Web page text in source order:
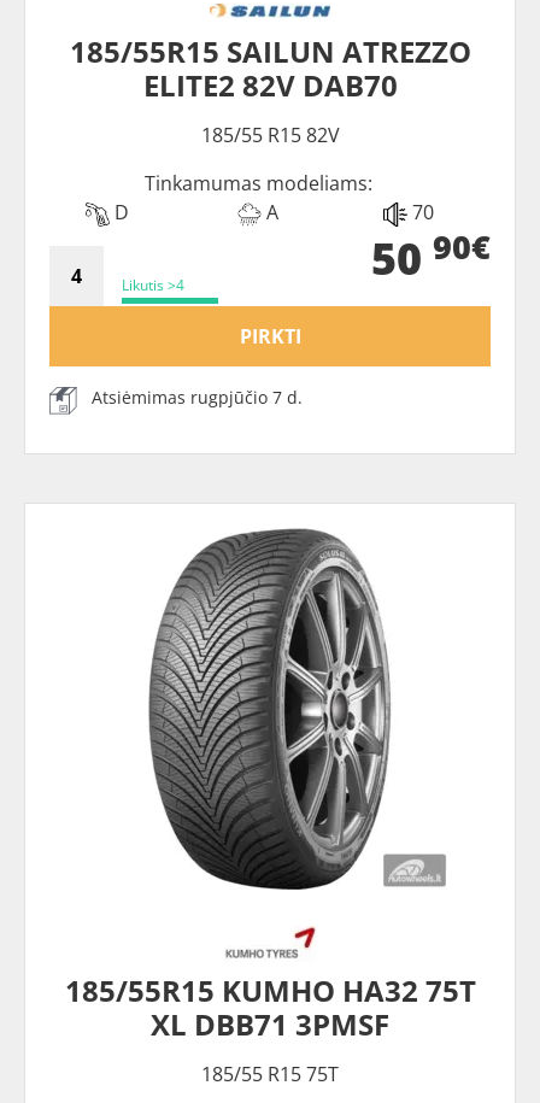
185/55R15 SAILUN ATREZZO
ELITE2 82V DAB70
185/55 R15 82V
Tinkamumas modeliams:
D
A 70
Likutis >4 50 90€
PIRKTI
Atsiėmimas rugpjūčio 7 d.
185/55R15 KUMHO HA32 75T
XL DBB71 3PMSF
185/55 R15 75T